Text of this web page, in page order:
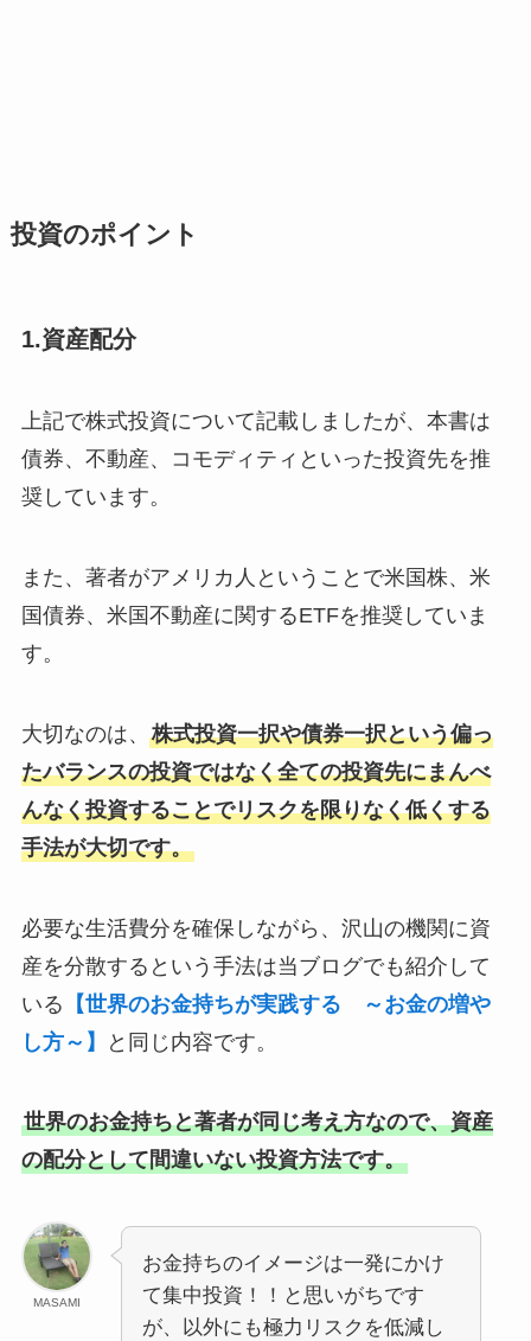
投資のポイント
1.資産配分
上記で株式投資について記載しましたが、本書は
債券、不動産、コモディティといった投資先を推
奨しています。
また、著者がアメリカ人ということで米国株、米
国債券、米国不動産に関するETFを推奨していま
す。
大切なのは、 株式投資一択や債券一択という偏っ
たバランスの投資ではなく全ての投資先にまんべ
んなく投資することでリスクを限りなく低くする
手法が大切です。
必要な生活費分を確保しながら、沢山の機関に資
産を分散するという手法は当ブログでも紹介して
いる 【世界のお金持ちが実践する ～お金の増や
し方～】
と同じ内容です。
世界のお金持ちと著者が同じ考え方なので、資産
の配分として間違いない投資方法です。
MASAMI
お金持ちのイメージは一発にかけ
て集中投資！！と思いがちです
が、以外にも極力リスクを低減し